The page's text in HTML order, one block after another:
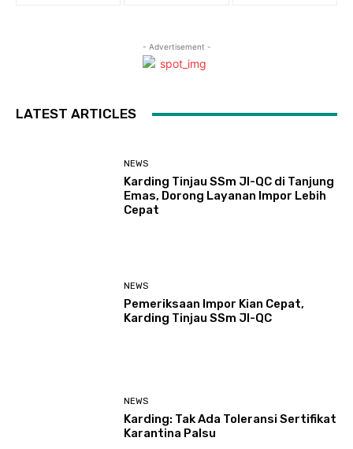
- Advertisement -
LATEST ARTICLES
NEWS
Karding Tinjau SSm JI-QC di Tanjung
Emas, Dorong Layanan Impor Lebih
Cepat
NEWS
Pemeriksaan Impor Kian Cepat,
Karding Tinjau SSm JI-QC
NEWS
Karding: Tak Ada Toleransi Sertifikat
Karantina Palsu